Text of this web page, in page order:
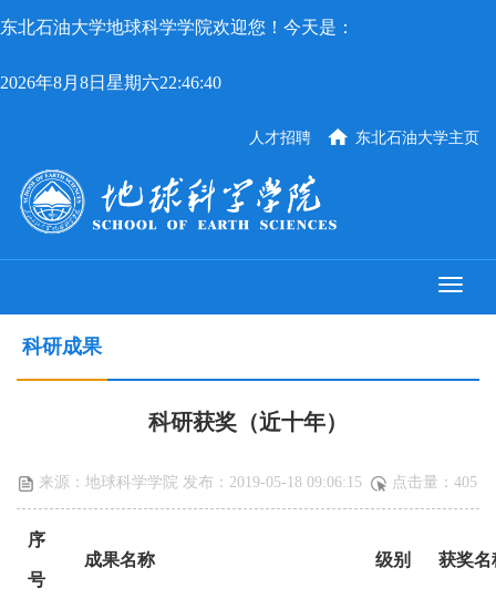
东北石油大学地球科学学院欢迎您！今天是：
2026年8月8日星期六22:46:40
东北石油大学主页
人才招聘
科研成果
科研获奖（近十年）
来源：地球科学学院 发布：2019-05-18 09:06:15 点击量： 405
序
号
成果名称 级别 获奖名